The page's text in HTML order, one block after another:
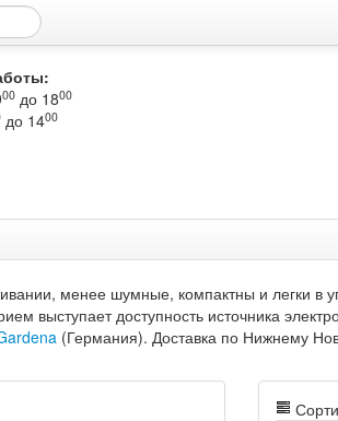
00 до 1800
до 1400
менее шумные, компактны и легки в
выступает доступность источника
(Германия). Доставка по Нижнему